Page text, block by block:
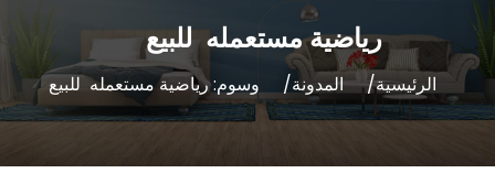
رياضية مستعمله للبيع
الرئيسية المدونة وسوم: رياضية مستعمله للبيع